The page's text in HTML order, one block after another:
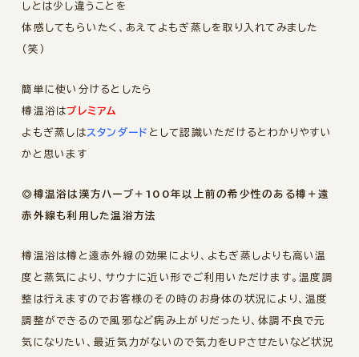
しとは少し違うことを
体感してもらいたく、あえてよもぎ蒸しを取り入れてみました
（笑）
簡単に使い分けるとしたら
樽温浴はプレミアム
よもぎ蒸しはスタンダード として認識いただけるとわかりやすい
かと思います
◎樽温浴は漢方ハーブ＋100年以上前の希少性のある樽＋遠
赤外線も利用した温浴方法
樽温浴は樽と遠赤外線の効果により、よもぎ蒸しよりも高い温
度と蒸気により、サウナに近い形でご利用いただけます。温度調
整は行えますのでお客様のその時のお身体の状況により、温度
調整ができるので風邪など病み上がりだったり、体調不良で元
気になりたい、最近気力がないので気力をUPさせたいなど状況